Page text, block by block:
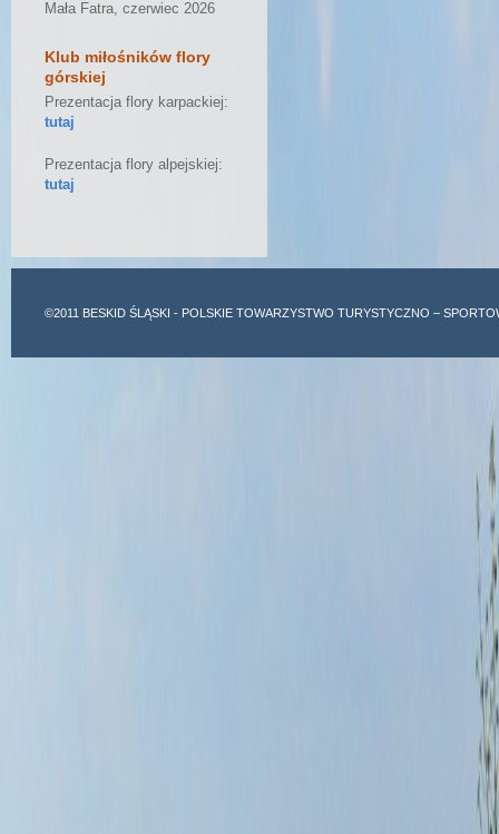
Mała Fatra, czerwiec 2026
Klub miłośników flory
górskiej
Prezentacja flory karpackiej:
tutaj
Prezentacja flory alpejskiej:
tutaj
©2011 BESKID ŚLĄSKI - POLSKIE TOWARZYSTWO TURYSTYCZNO –